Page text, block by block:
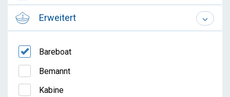
Erweitert
Bareboat
Bemannt
Kabine